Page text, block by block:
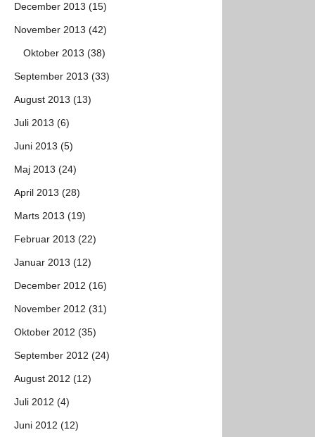
December 2013 (15)
November 2013 (42)
Oktober 2013 (38)
September 2013 (33)
August 2013 (13)
Juli 2013 (6)
Juni 2013 (5)
Maj 2013 (24)
April 2013 (28)
Marts 2013 (19)
Februar 2013 (22)
Januar 2013 (12)
December 2012 (16)
November 2012 (31)
Oktober 2012 (35)
September 2012 (24)
August 2012 (12)
Juli 2012 (4)
Juni 2012 (12)